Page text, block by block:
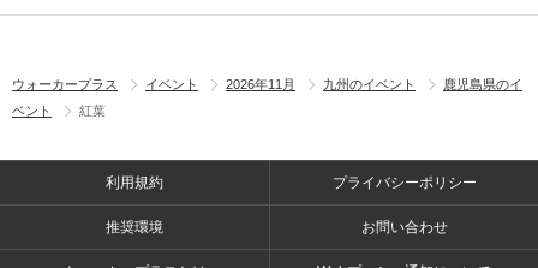
ウォーカープラス イベント 2026年11月 九州のイベント
鹿児島県のイ
ベント
紅葉
利用規約 プライバシーポリシー
推奨環境 お問い合わせ